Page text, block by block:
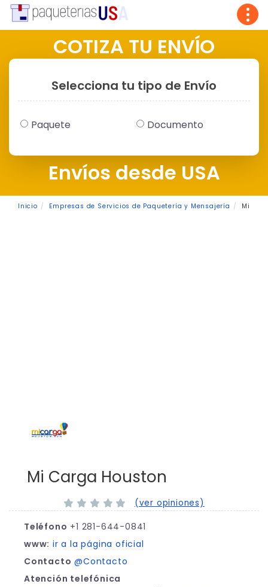
COTIZA TU ENVÍO
Selecciona tu tipo de Envío
Paquete Documento
Envíos desde USA
Inicio Empresas de Servicios de Paquetería y Mensajería Mi
Mi Carga Houston
(ver opiniones)
Teléfono +1 281-644-0841
www: ir a la página oficial
Contacto @Contacto
Atención telefónica